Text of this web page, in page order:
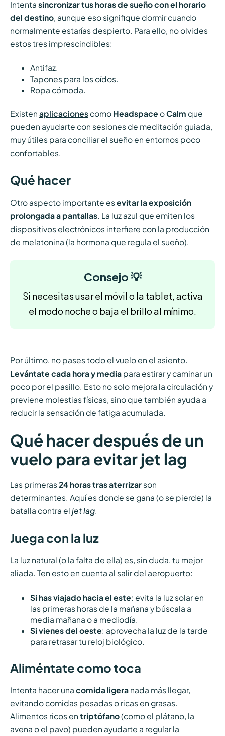
Intenta sincronizar tus horas de sueño con el horario
del destino, aunque eso signifique dormir cuando
normalmente estarías despierto. Para ello, no olvides
estos tres imprescindibles:
Antifaz.
Tapones para los oídos.
Ropa cómoda.
Existen aplicacionescomo Headspace oCalm que
pueden ayudarte con sesiones de meditación guiada,
muy útiles para conciliar el sueño en entornos poco
confortables.
Qué hacer
Otro aspecto importante es evitar la exposición
prolongada a pantallas. La luz azul que emiten los
dispositivos electrónicos interfiere con la producción
de melatonina (la hormona que regula el sueño).
Consejo 💡
Si necesitas usar el móvil o la tablet, activa
el modo noche o baja el brillo al mínimo.
Por último, no pases todo el vuelo en el asiento.
Levántate cada hora y mediapara estirar y caminar un
poco por el pasillo. Esto no solo mejora la circulación y
previene molestias físicas, sino que también ayuda a
reducir la sensación de fatiga acumulada.
Qué hacer después de un
vuelo para evitar jet lag
Las primeras 24 horas tras aterrizarson
determinantes. Aquí es donde se gana (o se pierde) la
batalla contra el jet lag.
Juega con la luz
La luz natural (o la falta de ella) es, sin duda, tu mejor
aliada. Ten esto en cuenta al salir del aeropuerto:
Si has viajado hacia el este: evita la luz solar en
las primeras horas de la mañana y búscala a
media mañana o a mediodía.
Si vienes del oeste: aprovecha la luz de la tarde
para retrasar tu reloj biológico.
Aliméntate como toca
Intenta hacer una comida ligeranada más llegar,
evitando comidas pesadas o ricas en grasas.
Alimentos ricos en triptófano(como el plátano, la
avena o el pavo) pueden ayudarte a regular la